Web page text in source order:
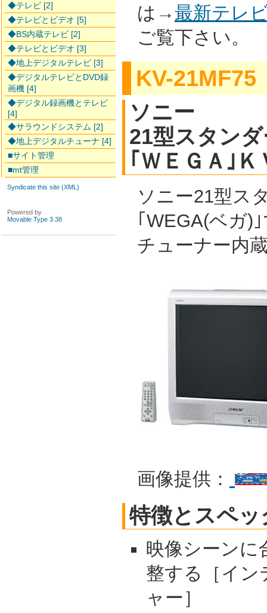
は→最新テレ
ご覧下さい。
KV-21MF75
ソニー
21型スタン
｢ＷＥＧＡ｣
ソニー21型ス
｢WEGA(ベガ)
チューナー内
画像提供：
特徴とスペッ
映像シーンに
整する［イン
ャー］
◆テレビ [2]
◆テレビとビデオ [5]
◆BS内蔵テレビ [2]
◆テレビとビデオ [3]
◆地上デジタルテレビ [3]
◆デジタルテレビとDVD録
画機 [4]
◆デジタル録画機とテレビ
[4]
◆サラウンドシステム [2]
◆地上デジタルチューナ [4]
■サイト管理
■mt管理
Syndicate this site (XML)
Powered by
Movable Type 3.38